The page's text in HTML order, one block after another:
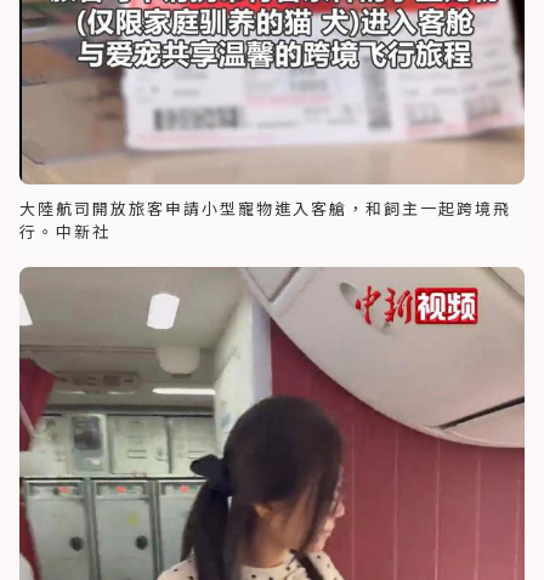
大陸航司開放旅客申請小型寵物進入客艙，和飼主一起跨境飛
行。中新社